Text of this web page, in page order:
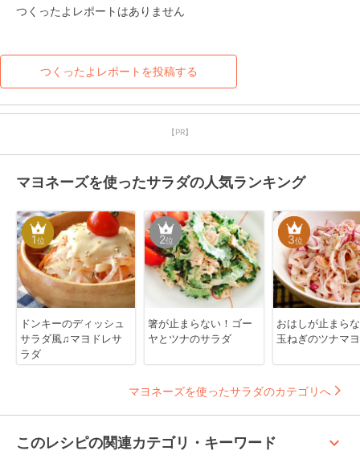
つくったよレポートはありません
つくったよレポートを投稿する
【PR】
マヨネーズを使ったサラダの人気ランキング
1位
ドンキーのディッシュ
サラダ風♫マヨドレサ
ラダ
2位
箸が止まらない！ゴー
ヤとツナのサラダ
3位
おはしが止まら
玉ねぎのツナマ
マヨネーズを使ったサラダのカテゴリへ
このレシピの関連カテゴリ・キーワード keyboard_arrow_up